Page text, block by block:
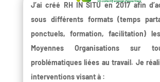
J’ai créé RH IN SITU en 2017 afin
sous différents formats (temps
ponctuels, formation, facilitation)
Moyennes Organisations sur
problématiques liées au travail. Je
interventions visant à :